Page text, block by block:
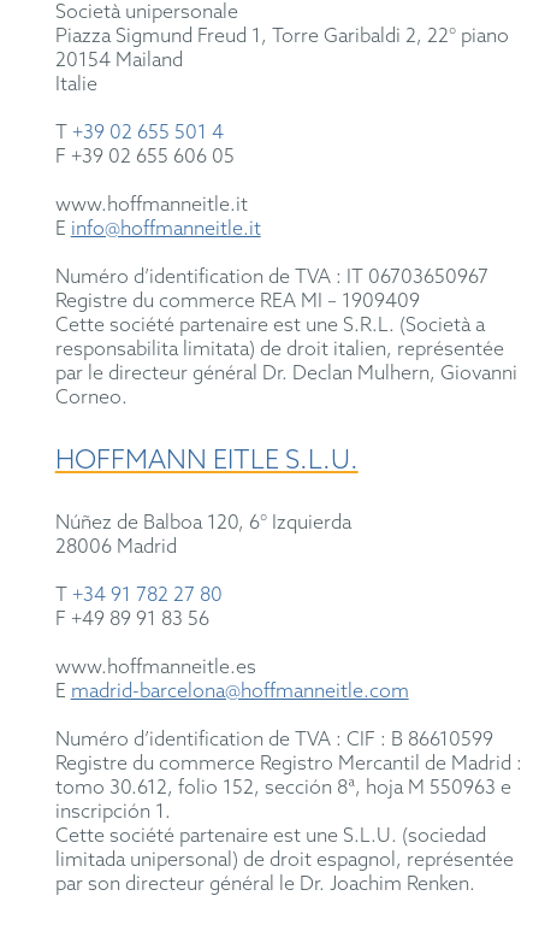
Società unipersonale
Piazza Sigmund Freud 1, Torre Garibaldi 2, 22° piano
20154 Mailand
Italie
T +39 02 655 501 4
F +39 02 655 606 05
www.hoffmanneitle.it
E info@hoffmanneitle.it
Numéro d’identification de TVA : IT 06703650967
Registre du commerce REA MI – 1909409
Cette société partenaire est une S.R.L. (Società a
responsabilita limitata) de droit italien, représentée
par le directeur général Dr. Declan Mulhern, Giovanni
Corneo.
HOFFMANN EITLE S.L.U.
Núñez de Balboa 120, 6° Izquierda
28006 Madrid
T +34 91 782 27 80
F +49 89 91 83 56
www.hoffmanneitle.es
E madrid-barcelona@hoffmanneitle.com
Numéro d’identification de TVA : CIF : B 86610599
Registre du commerce Registro Mercantil de Madrid :
tomo 30.612, folio 152, sección 8ª, hoja M 550963 e
inscripción 1.
Cette société partenaire est une S.L.U. (sociedad
limitada unipersonal) de droit espagnol, représentée
par son directeur général le Dr. Joachim Renken.